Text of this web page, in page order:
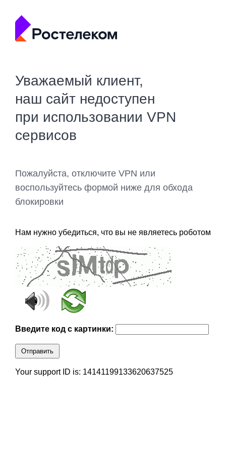
Уважаемый клиент,
наш сайт недоступен
при использовании VPN
сервисов
Пожалуйста, отключите VPN или
воспользуйтесь формой ниже для обхода
блокировки
Нам нужно убедиться, что вы не являетесь роботом
Введите код с картинки:
Отправить
Your support ID is: 14141199133620637525